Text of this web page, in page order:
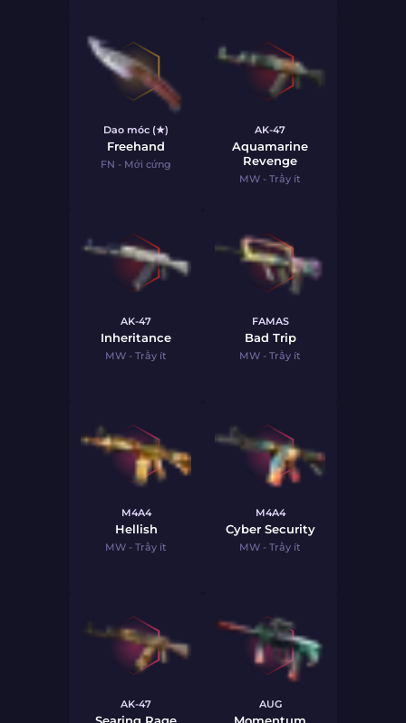
Dao móc (★)
Freehand
FN - Mới cứng
AK-47
Aquamarine
Revenge
MW - Trầy ít
AK-47
Inheritance
MW - Trầy ít
FAMAS
Bad Trip
MW - Trầy ít
M4A4
Hellish
MW - Trầy ít
M4A4
Cyber Security
MW - Trầy ít
AK-47 AUG